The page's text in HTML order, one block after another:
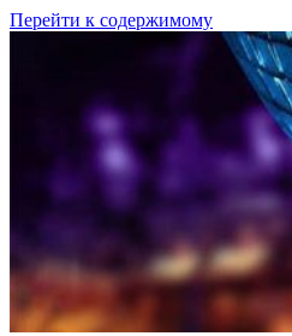
Перейти к содержимому